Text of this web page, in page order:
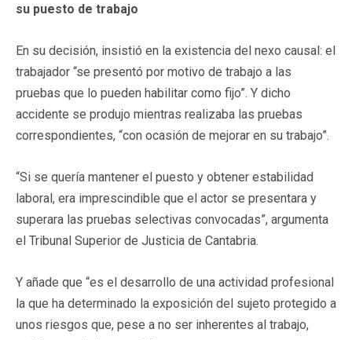
su puesto de trabajo
En su decisión, insistió en la existencia del nexo causal: el
trabajador “se presentó por motivo de trabajo a las
pruebas que lo pueden habilitar como fijo”. Y dicho
accidente se produjo mientras realizaba las pruebas
correspondientes, “con ocasión de mejorar en su trabajo”.
“Si se quería mantener el puesto y obtener estabilidad
laboral, era imprescindible que el actor se presentara y
superara las pruebas selectivas convocadas”, argumenta
el Tribunal Superior de Justicia de Cantabria.
Y añade que “es el desarrollo de una actividad profesional
la que ha determinado la exposición del sujeto protegido a
unos riesgos que, pese a no ser inherentes al trabajo,